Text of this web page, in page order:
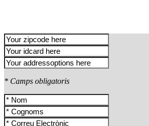
* Camps obligatoris